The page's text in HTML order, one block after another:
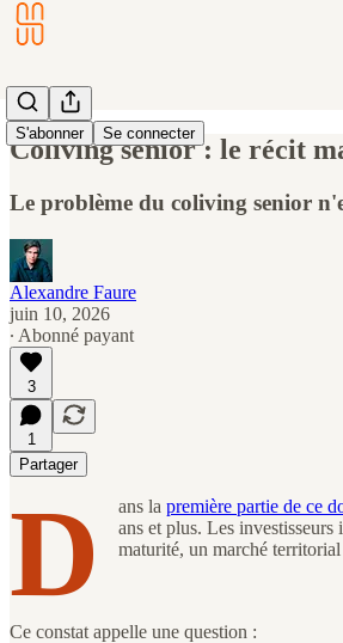
S'abonner Se connecter
Coliving senior : le récit
Le problème du coliving senior
Alexandre Faure
juin 10, 2026
∙ Abonné payant
3
1
Partager
D ans la première partie de ce
ans et plus. Les
maturité, un marché
Ce constat appelle une question :